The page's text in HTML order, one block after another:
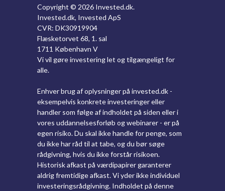
Copyright © 2026 Invested.dk.
Invested.dk, Invested ApS
CVR: DK30919904
Flæsketorvet 68, 1. sal
1711 København V
Vi vil gøre investering let og tilgængeligt for
alle.
Enhver brug af oplysninger på invested.dk -
eksempelvis konkrete investeringer eller
handler som følge af indholdet på siden eller i
vores uddannelsesforløb og webinarer - er på
egen risiko. Du skal ikke handle for penge, som
du ikke har råd til at tabe, og du bør søge
rådgivning, hvis du ikke forstår risikoen.
Historisk afkast på værdipapirer garanterer
aldrig fremtidige afkast. Vi yder ikke individuel
investeringsrådgivning. Indholdet på denne